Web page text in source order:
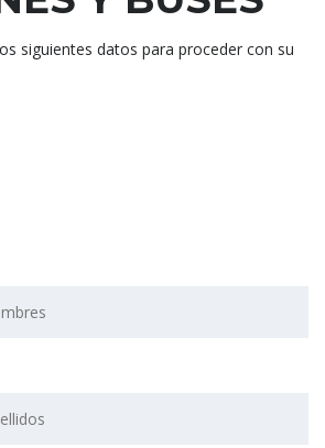
siguientes datos para proceder con su